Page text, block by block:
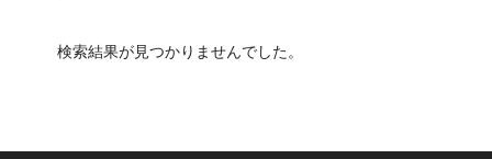
検索結果が見つかりませんでした。